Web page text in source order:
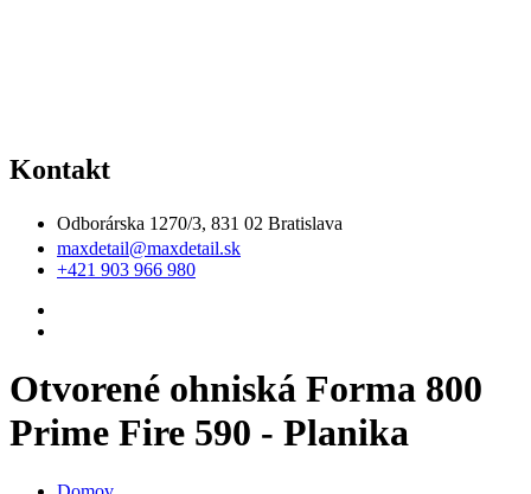
Kontakt
Odborárska 1270/3, 831 02 Bratislava
maxdetail@maxdetail.sk
+421 903 966 980
Otvorené ohniská Forma 800
Prime Fire 590 - Planika